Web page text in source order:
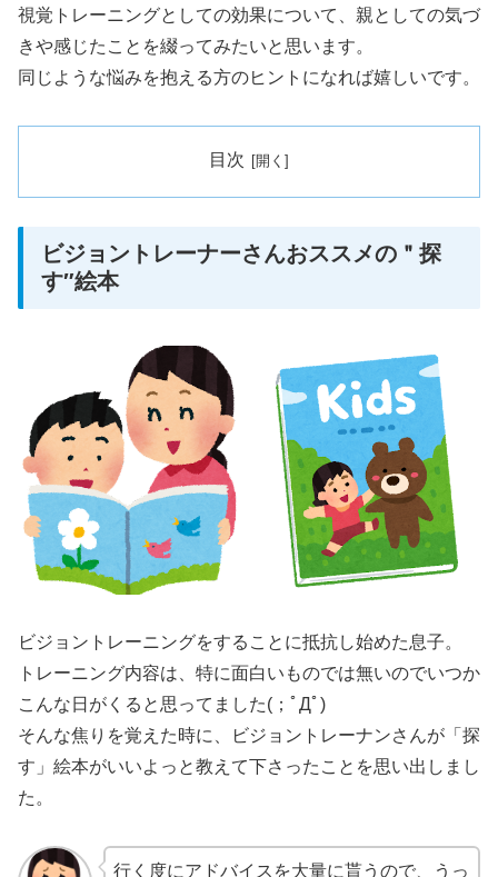
視覚トレーニングとしての効果について、親としての気づ
きや感じたことを綴ってみたいと思います。
同じような悩みを抱える方のヒントになれば嬉しいです。
目次
ビジョントレーナーさんおススメの＂探
す″絵本
ビジョントレーニングをすることに抵抗し始めた息子。
トレーニング内容は、特に面白いものでは無いのでいつか
こんな日がくると思ってました(；ﾟДﾟ)
そんな焦りを覚えた時に、ビジョントレーナンさんが「探
す」絵本がいいよっと教えて下さったことを思い出しまし
た。
行く度にアドバイスを大量に貰うので、うっ